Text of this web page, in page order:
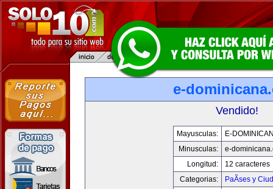
e-
Vendido!
Mayusculas:
E-
Minusculas:
e-
Longitud:
12 caracteres
Categorias:
PaÃ­ses y